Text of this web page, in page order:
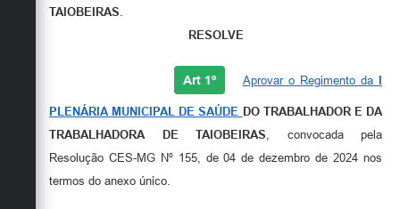
TAIOBEIRAS.
RESOLVE
Art 1º Aprovar o Regimento da
PLENÁRIA MUNICIPAL DE SAÚDE DO TRABALHADOR E DA
TRABALHADORADE TAIOBEIRAS, convocada pela
Resolução CES-MG Nº 155, de 04 de dezembro de 2024 nos
termos do anexo único.